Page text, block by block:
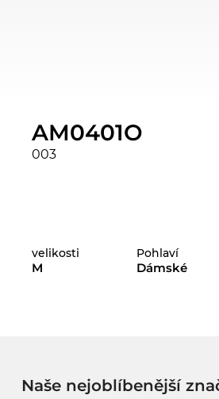
AM0401O
003
velikosti
M
Pohlaví
Dámské
Naše nejoblíbenější